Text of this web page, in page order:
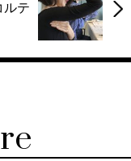
ルテ